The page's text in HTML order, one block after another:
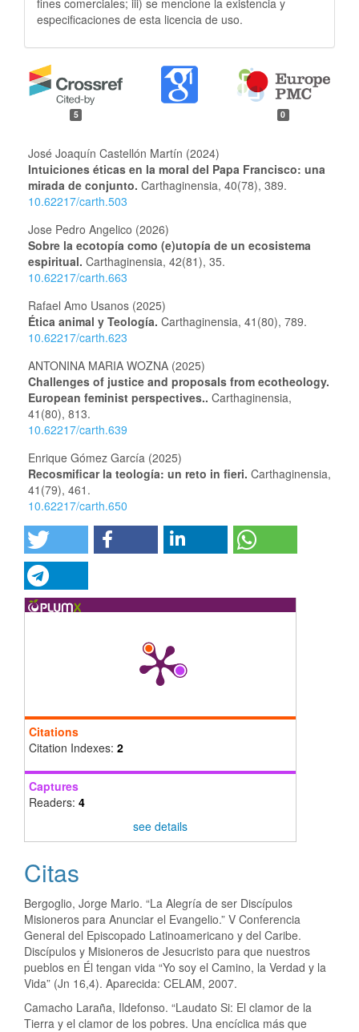
fines comerciales; iii) se mencione la existencia y
especificaciones de esta licencia de uso.
5 0
José Joaquín Castellón Martín (2024)
Intuiciones éticas en la moral del Papa Francisco: una
mirada de conjunto. Carthaginensia, 40(78), 389.
10.62217/carth.503
Jose Pedro Angelico (2026)
Sobre la ecotopía como (e)utopía de un ecosistema
espiritual. Carthaginensia, 42(81), 35.
10.62217/carth.663
Rafael Amo Usanos (2025)
Ética animal y Teología. Carthaginensia, 41 (80), 789.
10.62217/carth.623
ANTONINA MARIA WOZNA (2025)
Challenges of justice and proposals from ecotheology.
European feminist perspectives.. Carthaginensia,
41 (80), 813.
10.62217/carth.639
Enrique Gómez García (2025)
Recosmificar la teología: un reto in fieri. Carthaginensia,
41 (79), 461.
10.62217/carth.650
Citations
Citation Indexes: 2
Captures
Readers: 4
see details
Citas
Bergoglio, Jorge Mario. “La Alegría de ser Discípulos
Misioneros para Anunciar el Evangelio.” V Conferencia
General del Episcopado Latinoamericano y del Caribe.
Discípulos y Misioneros de Jesucristo para que nuestros
pueblos en Él tengan vida “Yo soy el Camino, la Verdad y la
Vida” (Jn 16,4). Aparecida: CELAM, 2007.
Camacho Laraña, Ildefonso. “Laudato Si: El clamor de la
Tierra y el clamor de los pobres. Una encíclica más que